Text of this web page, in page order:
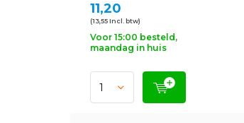
11,20
(13,55 Incl. btw)
Voor 15:00 besteld,
maandag in huis